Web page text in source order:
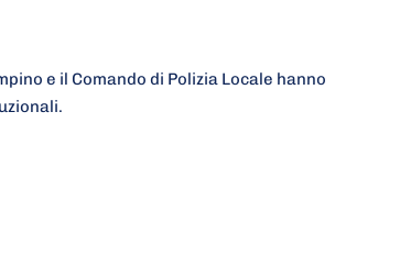
e il Comando di Polizia Locale hanno